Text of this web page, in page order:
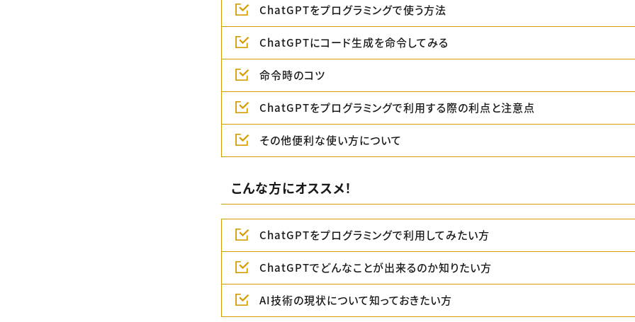
ChatGPTをプログラミングで使う方法
ChatGPTにコード生成を命令してみる
命令時のコツ
ChatGPTをプログラミングで利用する際の利点と注意点
その他便利な使い方について
こんな方にオススメ！
ChatGPTをプログラミングで利用してみたい方
ChatGPTでどんなことが出来るのか知りたい方
AI技術の現状について知っておきたい方